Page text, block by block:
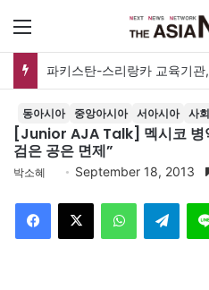
파키스탄-스리랑카 교육기관
동아시아 중앙아시아 서아시아 사회
[Junior AJA Talk] 멕시코 병
검은 공은 면제”
박소혜 September 18, 2013
Telegram